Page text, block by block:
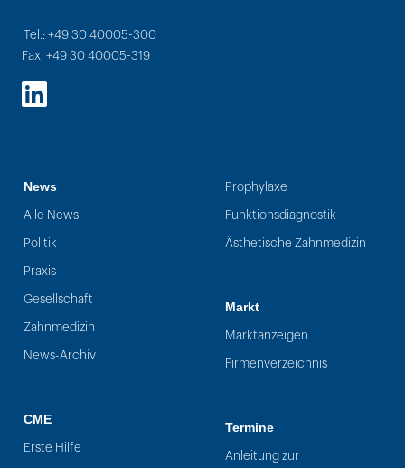
Tel.: +49 30 40005-300
Fax: +49 30 40005-319
LinkedIn
News
Alle News
Politik
Praxis
Gesellschaft
Zahnmedizin
News-Archiv
CME
Erste Hilfe
Prophylaxe
Funktionsdiagnostik
Ästhetische Zahnmedizin
Markt
Marktanzeigen
Firmenverzeichnis
Termine
Anleitung zur